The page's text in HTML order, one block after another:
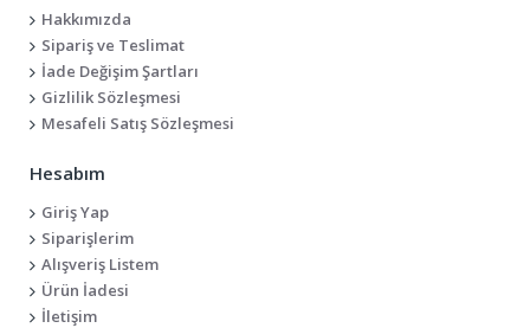
Hakkımızda
Sipariş ve Teslimat
İade Değişim Şartları
Gizlilik Sözleşmesi
Mesafeli Satış Sözleşmesi
Hesabım
Giriş Yap
Siparişlerim
Alışveriş Listem
Ürün İadesi
İletişim